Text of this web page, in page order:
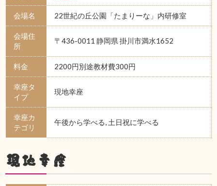
会場名 22世紀の丘公園「たまりーな」内研修室
会場住
所
〒436-0011 静岡県 掛川市満水1652
料金 2200円別途教材費300円
幸座タ
イプ
現地幸座
幸座カ
テゴリ
午後から学べる, 土日祝に学べる
現地幸座